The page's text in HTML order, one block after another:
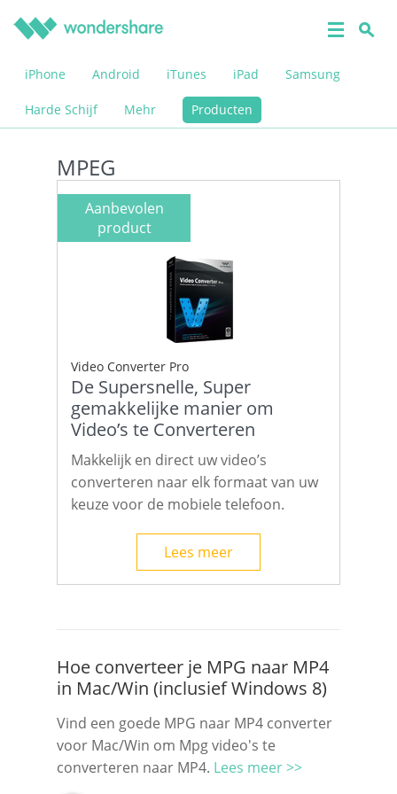
iPhone Android iTunes iPad Samsung
Harde Schijf Mehr Producten
MPEG
Aanbevolen
product
Video Converter Pro
De Supersnelle, Super
gemakkelijke manier om
Video’s te Converteren
Makkelijk en direct uw video’s
converteren naar elk formaat van uw
keuze voor de mobiele telefoon.
Lees meer
Hoe converteer je MPG naar MP4
in Mac/Win (inclusief Windows 8)
Vind een goede MPG naar MP4 converter
voor Mac/Win om Mpg video's te
converteren naar MP4. Lees meer >>